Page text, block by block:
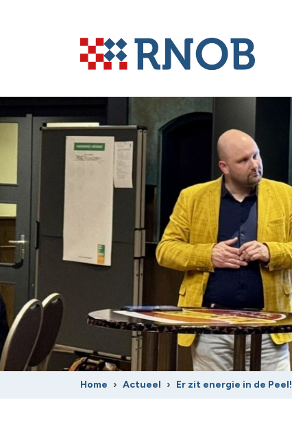
Home Actueel Er zit energie in de Peel!